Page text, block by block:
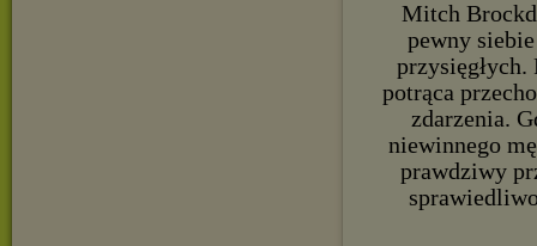
Mitch
pewny
przysięgłych.
potrąca
zdarzenia.
niewinnego
prawdziwy